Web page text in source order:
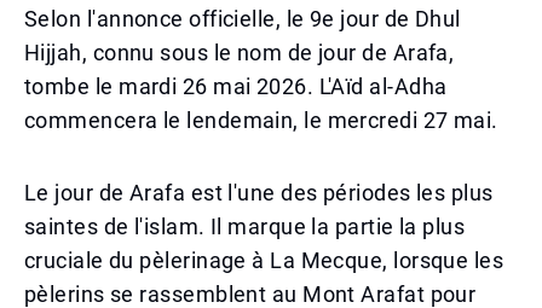
Selon l'annonce officielle, le 9e jour de Dhul
Hijjah, connu sous le nom de jour de Arafa,
tombe le mardi 26 mai 2026. L'Aïd al-Adha
commencera le lendemain, le mercredi 27 mai.
Le jour de Arafa est l'une des périodes les plus
saintes de l'islam. Il marque la partie la plus
cruciale du pèlerinage à La Mecque, lorsque les
pèlerins se rassemblent au Mont Arafat pour